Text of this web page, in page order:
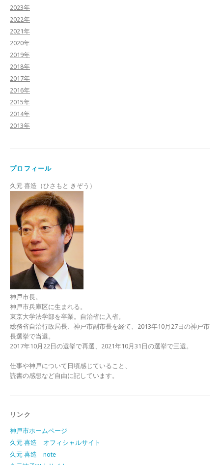
2023年
2022年
2021年
2020年
2019年
2018年
2017年
2016年
2015年
2014年
2013年
プロフィール
久元 喜造（ひさもと きぞう）
神戸市長。
神戸市兵庫区に生まれる。
東京大学法学部を卒業。自治省に入省。
総務省自治行政局長、神戸市副市長を経て、2013年10月27日の神戸市
長選挙で当選。
2017年10月22日の選挙で再選、2021年10月31日の選挙で三選。
仕事や神戸について日頃感じていること、
読書の感想など自由に記しています。
リンク
神戸市ホームページ
久元 喜造 オフィシャルサイト
久元 喜造 note